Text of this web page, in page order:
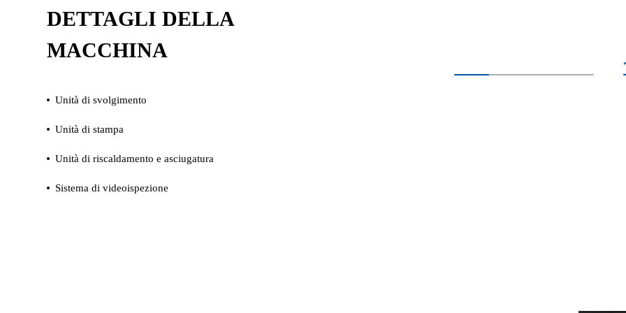
DETTAGLI DELLA
MACCHINA
Unità di svolgimento
Unità di stampa
Unità di riscaldamento e asciugatura
Sistema di videoispezione